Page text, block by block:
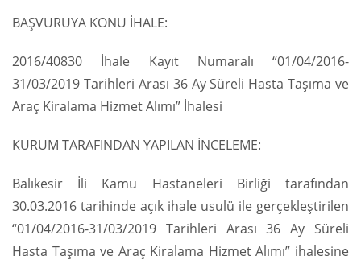
BAŞVURUYA KONU İHALE:
2016/40830 İhale Kayıt Numaralı “01/04/2016-
31/03/2019 Tarihleri Arası 36 Ay Süreli Hasta Taşıma ve
Araç Kiralama Hizmet Alımı” İhalesi
KURUM TARAFINDAN YAPILAN İNCELEME:
Balıkesir İli Kamu Hastaneleri Birliği tarafından
30.03.2016 tarihinde açık ihale usulü ile gerçekleştirilen
“01/04/2016-31/03/2019 Tarihleri Arası 36 Ay Süreli
Hasta Taşıma ve Araç Kiralama Hizmet Alımı” ihalesine